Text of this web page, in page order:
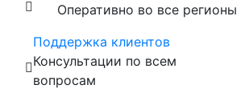
Оперативно во все регионы
Поддержка клиентов
Консультации по всем
вопросам